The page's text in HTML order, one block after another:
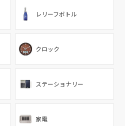
レリーフボトル
クロック
ステーショナリー
家電